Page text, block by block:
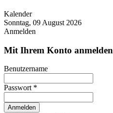
Kalender
Sonntag, 09 August 2026
Anmelden
Mit Ihrem Konto anmelden
Benutzername
Passwort *